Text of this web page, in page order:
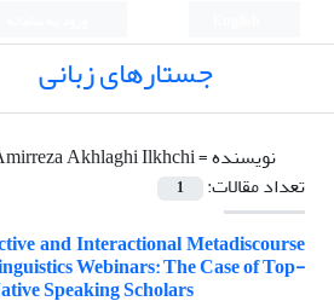
جستارهای زبانی
نویسنده =Akhlaghi Ilkhchi
تعداد مقالات:
1
and Interactional Metadiscourse
Webinars: The Case of Top-
Speaking Scholars